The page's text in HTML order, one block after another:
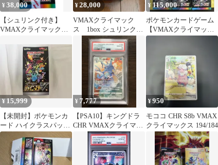
¥38,000
【シュリンク付き】
VMAXクライマックス
¥28,000
VMAXクライマック
ス 1box シュリンクな
¥ 115,000
ポケモンカードゲーム
【VMAXクライマック
ス】5BOX（シュリンク
¥15,999
【未開封】ポケモンカ
ード ハイクラスパック
シャイニースターV シ
ュリンクなし
¥ 7,777
【PSA10】キングドラ
CHR VMAXクライマッ
¥950
モココ CHR S8b VMAX
クライマックス 194/184